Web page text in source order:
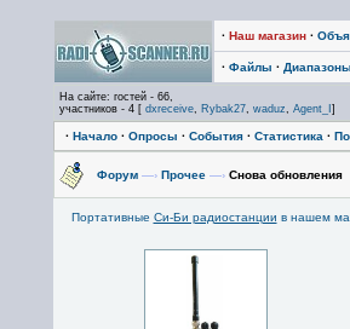
· Наш магазин·
· Файлы · Диапазоны
На сайте: гостей - 66,
участников - 4 [ dxreceive, Rybak27, waduz, Agent_I ]
· Начало· Опросы · События· Статистика ·
Форум —› Прочее —›Снова обновления
Портативные Си-Би радиостанции в нашем